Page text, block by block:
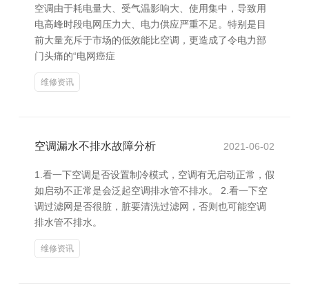
空调由于耗电量大、受气温影响大、使用集中，导致用
电高峰时段电网压力大、电力供应严重不足。特别是目
前大量充斥于市场的低效能比空调，更造成了令电力部
门头痛的“电网癌症
维修资讯
空调漏水不排水故障分析 2021-06-02
1.看一下空调是否设置制冷模式，空调有无启动正常，假
如启动不正常是会泛起空调排水管不排水。 2.看一下空
调过滤网是否很脏，脏要清洗过滤网，否则也可能空调
排水管不排水。
维修资讯